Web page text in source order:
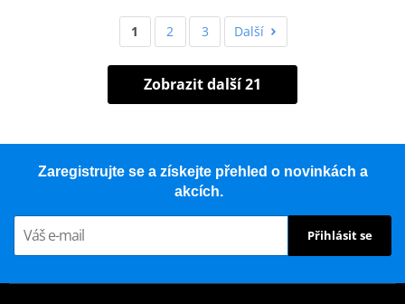
1 2 3 Další
Zobrazit další 21
Zaregistrujte se a získejte přehled o novinkách a
akcích.
Přihlásit se